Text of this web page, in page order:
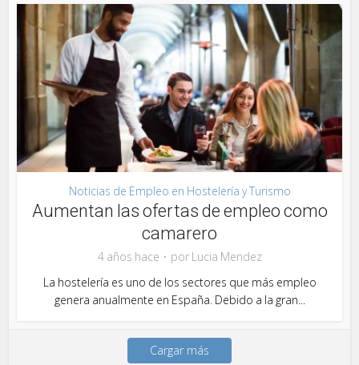
Noticias de Empleo en Hostelería y Turismo
Aumentan las ofertas de empleo como
camarero
4 años hace por Lucia Mendez
La hostelería es uno de los sectores que más empleo
genera anualmente en España. Debido a la gran...
Cargar más